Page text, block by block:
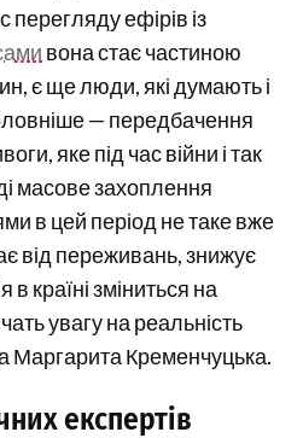
перегляду ефірів із
вона стає частиною
є ще люди, які думають і
— передбачення
яке під час війни і так
масове захоплення
в цей період не таке вже
від переживань, знижує
в країні зміниться на
увагу на реальність
Маргарита Кременчуцька.
експертів